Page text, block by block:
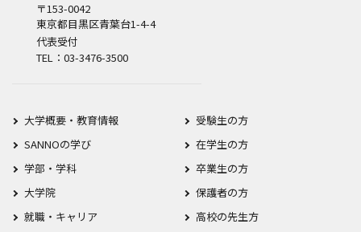
〒153-0042
東京都目黒区青葉台1-4-4
代表受付
TEL：03-3476-3500
大学概要・教育情報
SANNOの学び
学部・学科
大学院
就職・キャリア
受験生の方
在学生の方
卒業生の方
保護者の方
高校の先生方